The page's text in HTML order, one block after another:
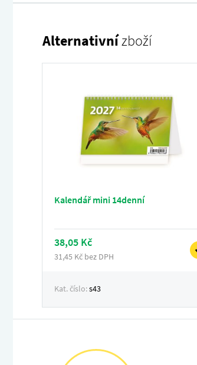
Alternativnízboží
Kalendář mini 14denní
38,05 Kč
31,45 Kč bez DPH
Kat. číslo:s43